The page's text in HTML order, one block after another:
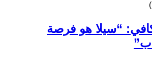
كافي: “سيلا هو فرصة